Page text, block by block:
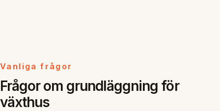
Vanliga frågor
Frågor om grundläggning för
växthus